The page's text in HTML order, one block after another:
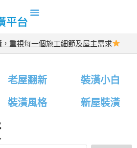
重視每一個施工細節及屋主需求
老屋翻新
裝潢小白
裝潢風格 新屋裝潢